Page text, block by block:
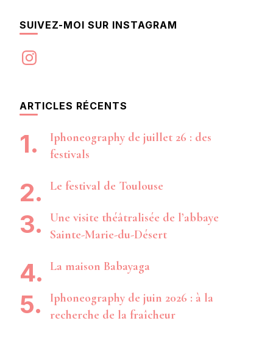
SUIVEZ-MOI SUR INSTAGRAM
Instagram
ARTICLES RÉCENTS
Iphoneography de juillet 26 : des
festivals
Le festival de Toulouse
Une visite théâtralisée de l’abbaye
Sainte-Marie-du-Désert
La maison Babayaga
Iphoneography de juin 2026 : à la
recherche de la fraîcheur